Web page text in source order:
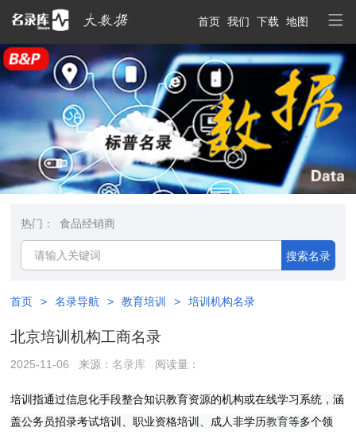
首页 我们 下载 地图
热门： 食品经销商
搜索名录
首页 > 名录导航 > 教育培训 > 培训机构名录
北京培训机构工商名录
2025-11-06 来源：名录库 阅读量：
培训指通过信息化手段整合知识教育资源的机构或在线学习系统，涵
盖公务员招录考试培训、职业资格培训、成人非学历教育等多个领